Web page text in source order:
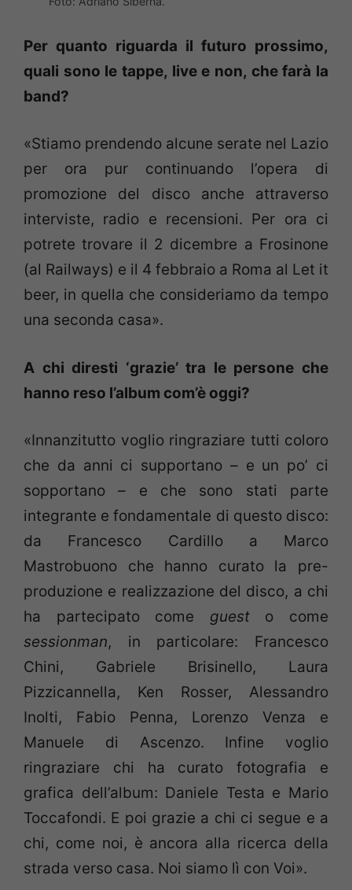
Per quanto riguarda il futuro prossimo,
quali sono le tappe, live e non, che farà la
band?
«Stiamo prendendo alcune serate nel Lazio
per ora pur continuando l’opera di
promozione del disco anche attraverso
interviste, radio e recensioni. Per ora ci
potrete trovare il 2 dicembre a Frosinone
(al Railways) e il 4 febbraio a Roma al Let it
beer, in quella che consideriamo da tempo
una seconda casa».
A chi diresti ‘grazie’ tra le persone che
hanno reso l’album com’è oggi?
«Innanzitutto voglio ringraziare tutti coloro
che da anni ci supportano – e un po’ ci
sopportano – e che sono stati parte
integrante e fondamentale di questo disco:
da Francesco Cardillo a Marco
Mastrobuono che hanno curato la pre-
produzione e realizzazione del disco, a chi
ha partecipato come guesto come
sessionman, in particolare: Francesco
Chini, Gabriele Brisinello, Laura
Pizzicannella, Ken Rosser, Alessandro
Inolti, Fabio Penna, Lorenzo Venza e
Manuele di Ascenzo. Infine voglio
ringraziare chi ha curato fotografia e
grafica dell’album: Daniele Testa e Mario
Toccafondi. E poi grazie a chi ci segue e a
chi, come noi, è ancora alla ricerca della
strada verso casa. Noi siamo lì con Voi».